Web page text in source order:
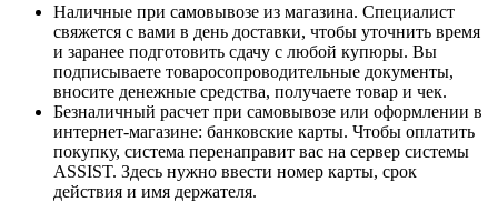
Наличные при самовывозе из магазина. Специалист
свяжется с вами в день доставки, чтобы уточнить время
и заранее подготовить сдачу с любой купюры. Вы
подписываете товаросопроводительные документы,
вносите денежные средства, получаете товар и чек.
Безналичный расчет при самовывозе или оформлении в
интернет-магазине: банковские карты. Чтобы оплатить
покупку, система перенаправит вас на сервер системы
ASSIST. Здесь нужно ввести номер карты, срок
действия и имя держателя.